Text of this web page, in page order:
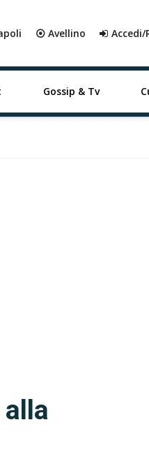
⦿ Avellino
Gossip & Tv